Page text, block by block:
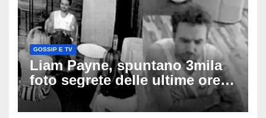
GOSSIP E TV
Liam Payne, spuntano 3mila
foto segrete delle ultime ore:
cosa è successo prima della
tragica caduta dall’hotel